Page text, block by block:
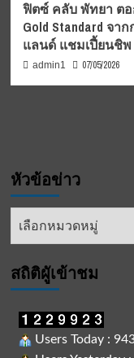
ฟิตซ์ คลับ พัทยา ตอ
Gold Standard จา
แลนด์ แชมเปี้ยนชิพ
admin1 07/05/2026
หัวข้อข่าว
หัวข้อ
สถิติผูัเข้าชม
Users Today :